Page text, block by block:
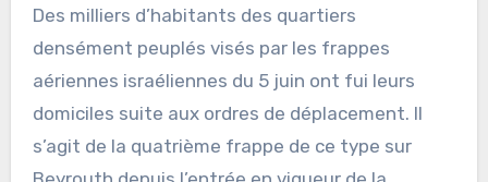
Des milliers d’habitants des quartiers
densément peuplés visés par les frappes
aériennes israéliennes du 5 juin ont fui leurs
domiciles suite aux ordres de déplacement. Il
s’agit de la quatrième frappe de ce type sur